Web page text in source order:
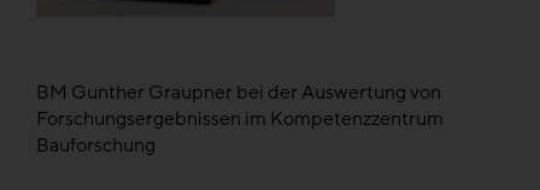
BM Gunther Graupner bei der Auswertung von
Forschungsergebnissen im Kompetenzzentrum
Bauforschung